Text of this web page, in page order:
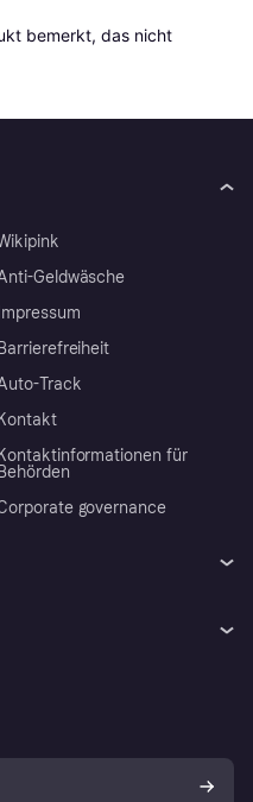
bemerkt, das nicht
Geldwäsche
Impressum
Barrierefreiheit
Track
Kontakt
Kontaktinformationen für
Behörden
governance